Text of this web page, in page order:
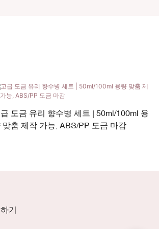
도금 유리 향수병 세트 | 50ml/100ml 용
맞춤 제작 가능, ABS/PP 도금 마감
기